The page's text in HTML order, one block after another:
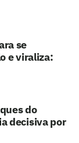
se
e viraliza:
do
decisiva por